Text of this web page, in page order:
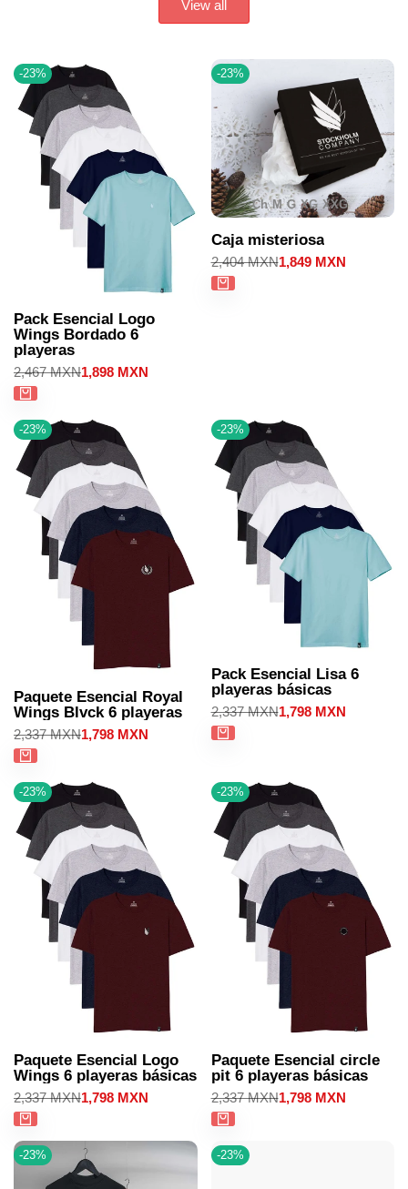
View all
-23%
Pack Esencial Logo
Wings Bordado 6
playeras
Precio
regular
2,467 MXNPrecio
1,898 MXN
-23%
Ch M G XG XXG
Caja misteriosa
Precio
regular
2,404 MXNPrecio
1,849 MXN
-23%
Paquete Esencial Royal
Wings Blvck 6 playeras
Precio
regular
2,337 MXNPrecio
1,798 MXN
-23%
Pack Esencial Lisa 6
playeras básicas
Precio
regular
2,337 MXNPrecio
1,798 MXN
-23%
Paquete Esencial Logo
Wings 6 playeras básicas
Precio
regular
2,337 MXNPrecio
1,798 MXN
-23%
Paquete Esencial circle
pit 6 playeras básicas
Precio
regular
2,337 MXNPrecio
1,798 MXN
-23% -23%